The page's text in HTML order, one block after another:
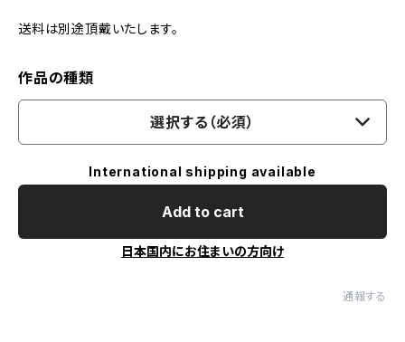
送料は別途頂戴いたします。
作品の種類
選択する（必須）
International shipping available
Add to cart
日本国内にお住まいの方向け
通報する